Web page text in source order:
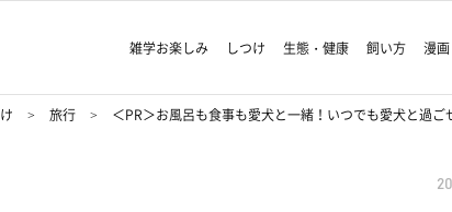
雑学お楽しみ しつけ 生態・健康 飼い方 漫
旅行 ＜PR＞お風呂も食事も愛犬と一緒！いつでも愛犬と過ご